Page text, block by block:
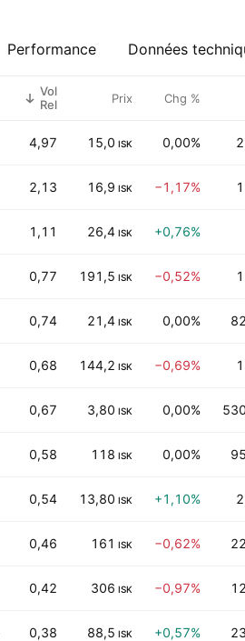
Performance Données
Vol
Rel
Prix Chg %
4,97 15,0 ISK 0,00%
2,13 16,9 ISK −1,17%
1,11 26,4 ISK +0,76%
0,77 191,5 ISK −0,52%
0,74 21,4 ISK 0,00%
0,68 144,2 ISK −0,69%
0,67 3,80 ISK 0,00%
0,58 118 ISK 0,00%
0,54 13,80 ISK +1,10%
0,46 161 ISK −0,62%
0,42 306 ISK −0,97%
0,38 88,5 ISK +0,57%